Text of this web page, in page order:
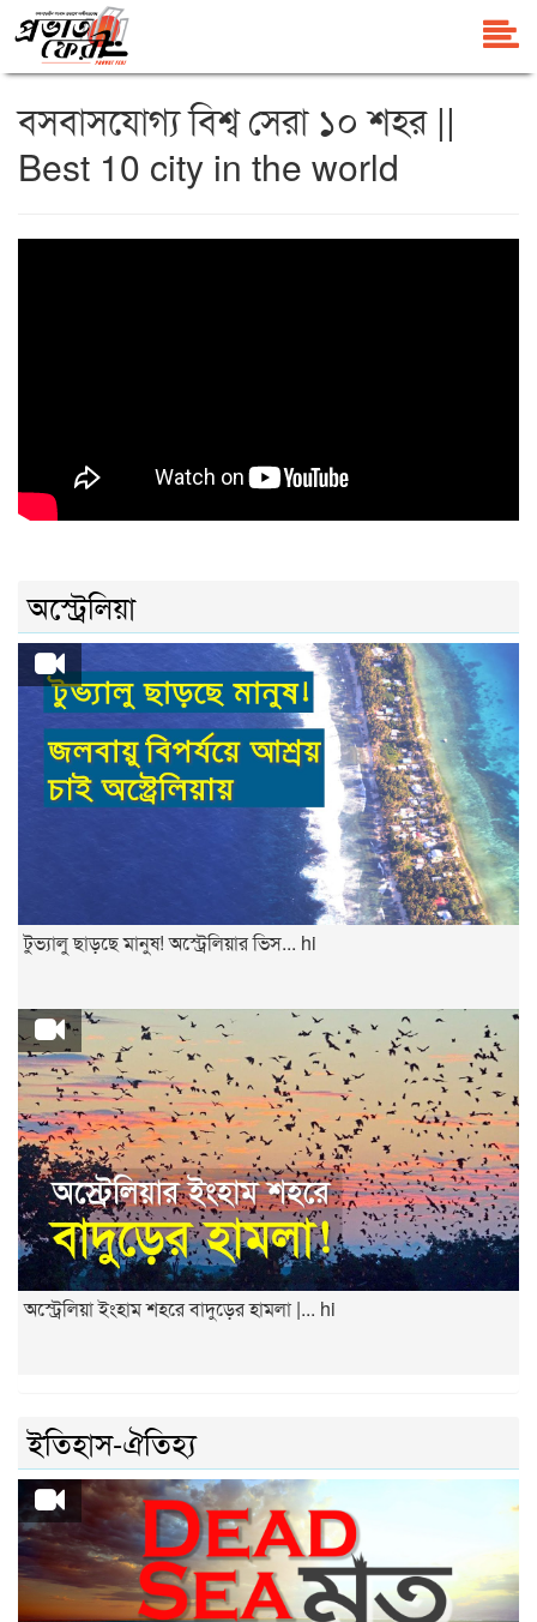
বসবাসযোগ্য বিশ্ব সেরা ১০ শহর ||
Best 10 city in the world
অস্ট্রেলিয়া
টুভ্যালু ছাড়ছে মানুষ! অস্ট্রেলিয়ার ভিস... hi
অস্ট্রেলিয়া ইংহাম শহরে বাদুড়ের হামলা |... hi
ইতিহাস-ঐতিহ্য